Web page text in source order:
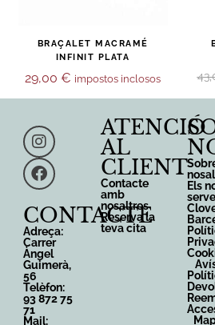
BRAÇALET MACRAMÉ
INFINIT PLATA
29,00 € impostos inclosos
CONTACTE
Adreça:
Carrer
Àngel
Guimerà,
56
Telèfon:
93 872 75
71
Mail:
ATENCIÓ
AL
CLIENT
Contacte
amb
nosaltres
Reserva la
teva cita
Els